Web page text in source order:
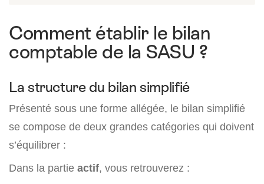
Comment établir le bilan
comptable de la SASU ?
La structure du bilan simplifié
Présenté sous une forme allégée, le bilan simplifié
se compose de deux grandes catégories qui doivent
s’équilibrer :
Dans la partie actif, vous retrouverez :